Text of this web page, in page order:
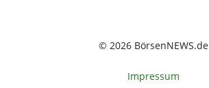
© 2026 BörsenNEWS.de
Impressum